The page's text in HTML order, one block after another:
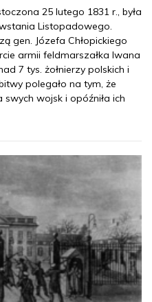
25 lutego 1831 r., była
Listopadowego.
gen. Józefa Chłopickiego
armii feldmarszałka Iwana
7 tys. żołnierzy polskich i
polegało na tym, że
wojsk i opóźniła ich